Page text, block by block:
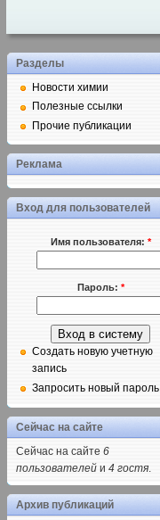
Разделы
Новости химии
Полезные ссылки
Прочие публикации
Реклама
Вход для пользователей
Имя пользователя: *
Пароль: *
Создать новую учетную
запись
Запросить новый пароль
Сейчас на сайте
Сейчас на сайте 6
пользователей и 4 гостя.
Архив публикаций